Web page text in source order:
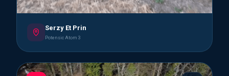
Serzy Et Prin
Potensic Atom 3